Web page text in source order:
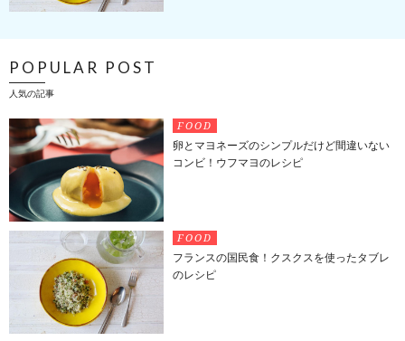
POPULAR POST
人気の記事
FOOD
卵とマヨネーズのシンプルだけど間違いない
コンビ！ウフマヨのレシピ
FOOD
フランスの国民食！クスクスを使ったタブレ
のレシピ